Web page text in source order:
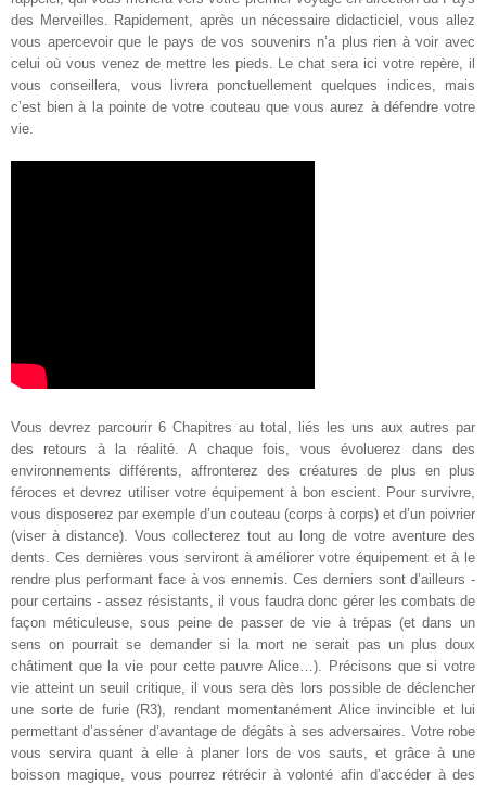
des Merveilles. Rapidement, après un nécessaire didacticiel, vous allez
vous apercevoir que le pays de vos souvenirs n’a plus rien à voir avec
celui où vous venez de mettre les pieds. Le chat sera ici votre repère, il
vous conseillera, vous livrera ponctuellement quelques indices, mais
c’est bien à la pointe de votre couteau que vous aurez à défendre votre
vie.
Vous devrez parcourir 6 Chapitres au total, liés les uns aux autres par
des retours à la réalité. A chaque fois, vous évoluerez dans des
environnements différents, affronterez des créatures de plus en plus
féroces et devrez utiliser votre équipement à bon escient. Pour survivre,
vous disposerez par exemple d’un couteau (corps à corps) et d’un poivrier
(viser à distance). Vous collecterez tout au long de votre aventure des
dents. Ces dernières vous serviront à améliorer votre équipement et à le
rendre plus performant face à vos ennemis. Ces derniers sont d’ailleurs -
pour certains - assez résistants, il vous faudra donc gérer les combats de
façon méticuleuse, sous peine de passer de vie à trépas (et dans un
sens on pourrait se demander si la mort ne serait pas un plus doux
châtiment que la vie pour cette pauvre Alice…). Précisons que si votre
vie atteint un seuil critique, il vous sera dès lors possible de déclencher
une sorte de furie (R3), rendant momentanément Alice invincible et lui
permettant d’asséner d’avantage de dégâts à ses adversaires. Votre robe
vous servira quant à elle à planer lors de vos sauts, et grâce à une
boisson magique, vous pourrez rétrécir à volonté afin d’accéder à des